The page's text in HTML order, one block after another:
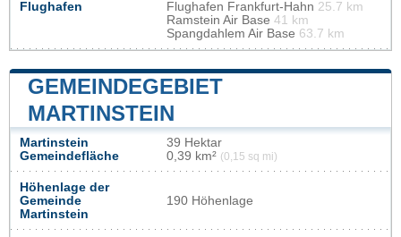
Flughafen Flughafen Frankfurt-Hahn 25.7 km
Ramstein Air Base 41 km
Spangdahlem Air Base 63.7 km
GEMEINDEGEBIET
MARTINSTEIN
Martinstein
Gemeindefläche
39 Hektar
0,39 km² (0,15 sq mi)
Höhenlage der
Gemeinde
Martinstein
190 Höhenlage